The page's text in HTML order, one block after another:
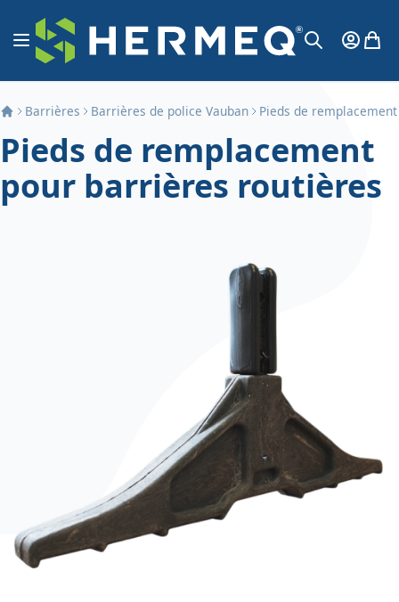
Aller au contenu
Affichage navigation
MonMon
Barrières Barrières de police Vauban Pieds de
Pieds de remplacement
pour barrières routières